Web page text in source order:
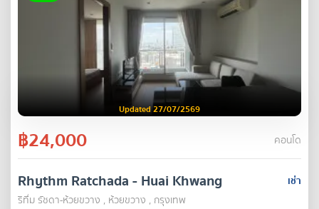
Updated 27/07/2569
฿24,000 คอนโด
เช่า
Rhythm Ratchada - Huai Khwang
ริทึ่ม รัชดา-ห้วยขวาง , ห้วยขวาง , กรุงเทพ